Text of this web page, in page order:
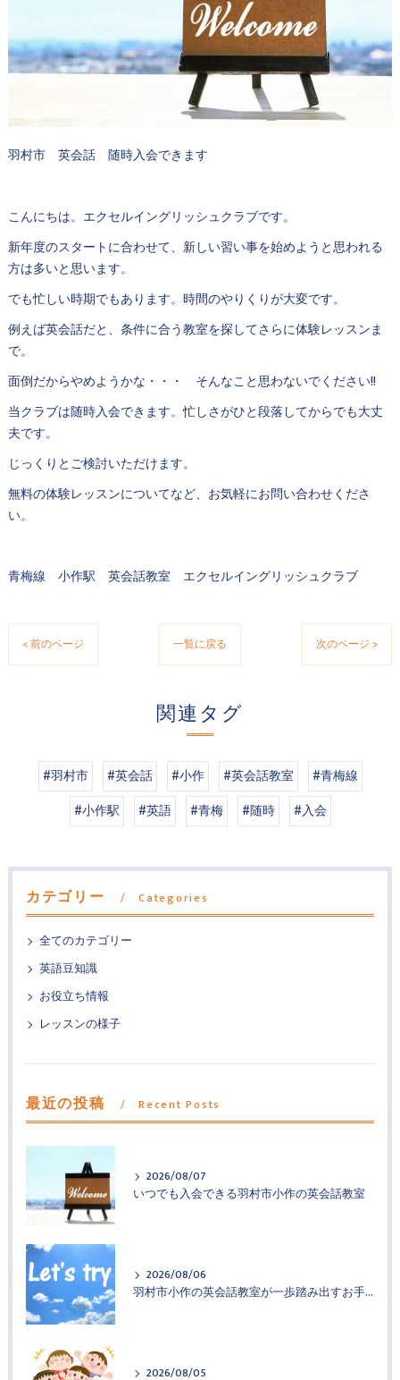
羽村市 英会話 随時入会できます
こんにちは。エクセルイングリッシュクラブです。
新年度のスタートに合わせて、新しい習い事を始めようと思われる
方は多いと思います。
でも忙しい時期でもあります。時間のやりくりが大変です。
例えば英会話だと、条件に合う教室を探してさらに体験レッスンま
で。
面倒だからやめようかな・・・ そんなこと思わないでください!!
当クラブは随時入会できます。忙しさがひと段落してからでも大丈
夫です。
じっくりとご検討いただけます。
無料の体験レッスンについてなど、お気軽にお問い合わせくださ
い。
青梅線 小作駅 英会話教室 エクセルイングリッシュクラブ
< 前のページ 一覧に戻る 次のページ >
関連タグ
#羽村市 #英会話 #小作 #英会話教室
#青梅線
#小作駅
#英語 #青梅 #随時 #入会
カテゴリー Categories
全てのカテゴリー
英語豆知識
お役立ち情報
レッスンの様子
最近の投稿 Recent Posts
2026/08/07
いつでも入会できる羽村市小作の英会話教室
2026/08/06
羽村市小作の英会話教室が一歩踏み出すお手伝い
2026/08/05